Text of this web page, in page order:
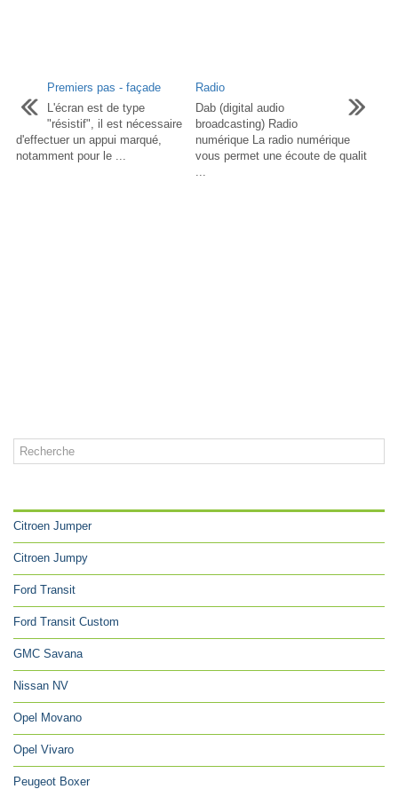
Premiers pas - façade
L'écran est de type
"résistif", il est nécessaire
d'effectuer un appui marqué,
notamment pour le ...
Radio
Dab (digital audio
broadcasting) Radio
numérique La radio numérique
vous permet une écoute de qualit
...
Citroen Jumper
Citroen Jumpy
Ford Transit
Ford Transit Custom
GMC Savana
Nissan NV
Opel Movano
Opel Vivaro
Peugeot Boxer